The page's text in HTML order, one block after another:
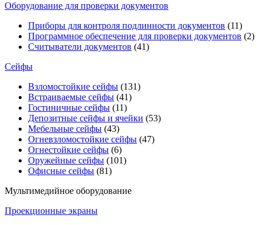
Оборудование для проверки документов
Приборы для контроля подлинности документов (11)
Программное обеспечение для проверки документов (2)
Считыватели документов (41)
Сейфы
Взломостойкие сейфы (131)
Встраиваемые сейфы (41)
Гостиничные сейфы (11)
Депозитные сейфы и ячейки (53)
Мебельные сейфы (43)
Огневзломостойкие сейфы (47)
Огнестойкие сейфы (6)
Оружейные сейфы (101)
Офисные сейфы (81)
Мультимедийное оборудование
Проекционные экраны